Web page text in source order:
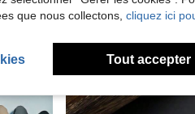
Clients très fidèles
que nous collectons, cliquez ici
Tout accepter